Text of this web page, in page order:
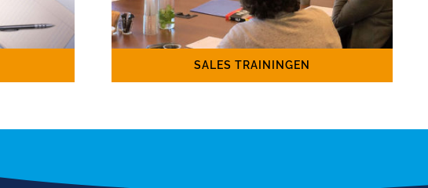
SALES TRAININGEN